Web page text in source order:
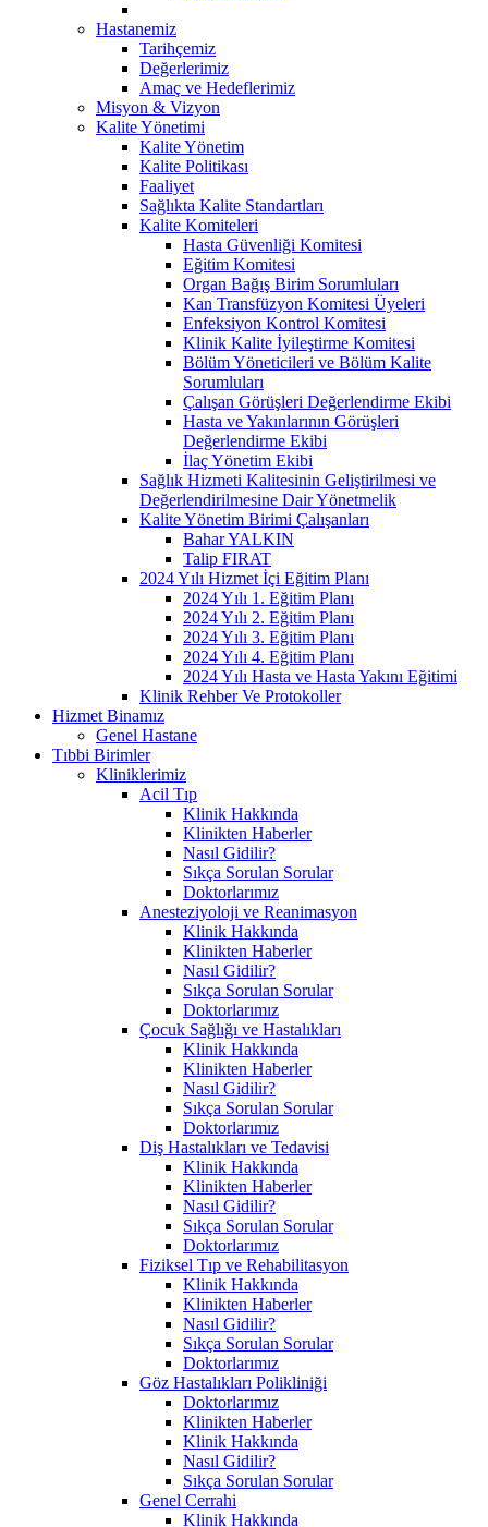
Hastanemiz
Tarihçemiz
Değerlerimiz
Amaç ve Hedeflerimiz
Misyon & Vizyon
Kalite Yönetimi
Kalite Yönetim
Kalite Politikası
Faaliyet
Sağlıkta Kalite Standartları
Kalite Komiteleri
Hasta Güvenliği Komitesi
Eğitim Komitesi
Organ Bağış Birim Sorumluları
Kan Transfüzyon Komitesi Üyeleri
Enfeksiyon Kontrol Komitesi
Klinik Kalite İyileştirme Komitesi
Bölüm Yöneticileri ve Bölüm Kalite
Sorumluları
Çalışan Görüşleri Değerlendirme Ekibi
Hasta ve Yakınlarının Görüşleri
Değerlendirme Ekibi
İlaç Yönetim Ekibi
Sağlık Hizmeti Kalitesinin Geliştirilmesi ve
Değerlendirilmesine Dair Yönetmelik
Kalite Yönetim Birimi Çalışanları
Bahar YALKIN
Talip FIRAT
2024 Yılı Hizmet İçi Eğitim Planı
2024 Yılı 1. Eğitim Planı
2024 Yılı 2. Eğitim Planı
2024 Yılı 3. Eğitim Planı
2024 Yılı 4. Eğitim Planı
2024 Yılı Hasta ve Hasta Yakını Eğitimi
Klinik Rehber Ve Protokoller
Hizmet Binamız
Genel Hastane
Tıbbi Birimler
Kliniklerimiz
Acil Tıp
Klinik Hakkında
Klinikten Haberler
Nasıl Gidilir?
Sıkça Sorulan Sorular
Doktorlarımız
Anesteziyoloji ve Reanimasyon
Klinik Hakkında
Klinikten Haberler
Nasıl Gidilir?
Sıkça Sorulan Sorular
Doktorlarımız
Çocuk Sağlığı ve Hastalıkları
Klinik Hakkında
Klinikten Haberler
Nasıl Gidilir?
Sıkça Sorulan Sorular
Doktorlarımız
Diş Hastalıkları ve Tedavisi
Klinik Hakkında
Klinikten Haberler
Nasıl Gidilir?
Sıkça Sorulan Sorular
Doktorlarımız
Fiziksel Tıp ve Rehabilitasyon
Klinik Hakkında
Klinikten Haberler
Nasıl Gidilir?
Sıkça Sorulan Sorular
Doktorlarımız
Göz Hastalıkları Polikliniği
Doktorlarımız
Klinikten Haberler
Klinik Hakkında
Nasıl Gidilir?
Sıkça Sorulan Sorular
Genel Cerrahi
Klinik Hakkında